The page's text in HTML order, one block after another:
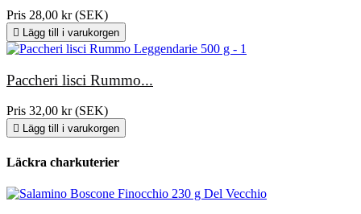
Pris 28,00 kr (SEK)
 Lägg till i varukorgen
Paccheri lisci Rummo...
Pris 32,00 kr (SEK)
 Lägg till i varukorgen
Läckra charkuterier